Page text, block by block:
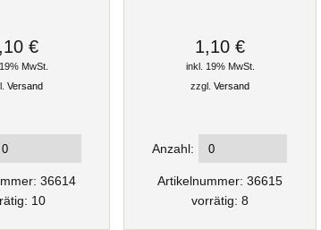
€
MwSt.
Versand
36614
10
1,10 €
inkl. 19% MwSt.
zzgl.Versand
Anzahl:
Artikelnummer: 36615
vorrätig: 8